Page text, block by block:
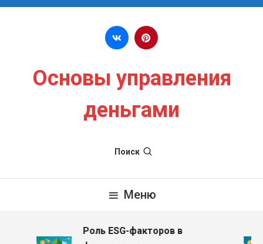
Перейти к содержимому
Основы управления
деньгами
Поиск
Меню
Роль ESG-факторов в